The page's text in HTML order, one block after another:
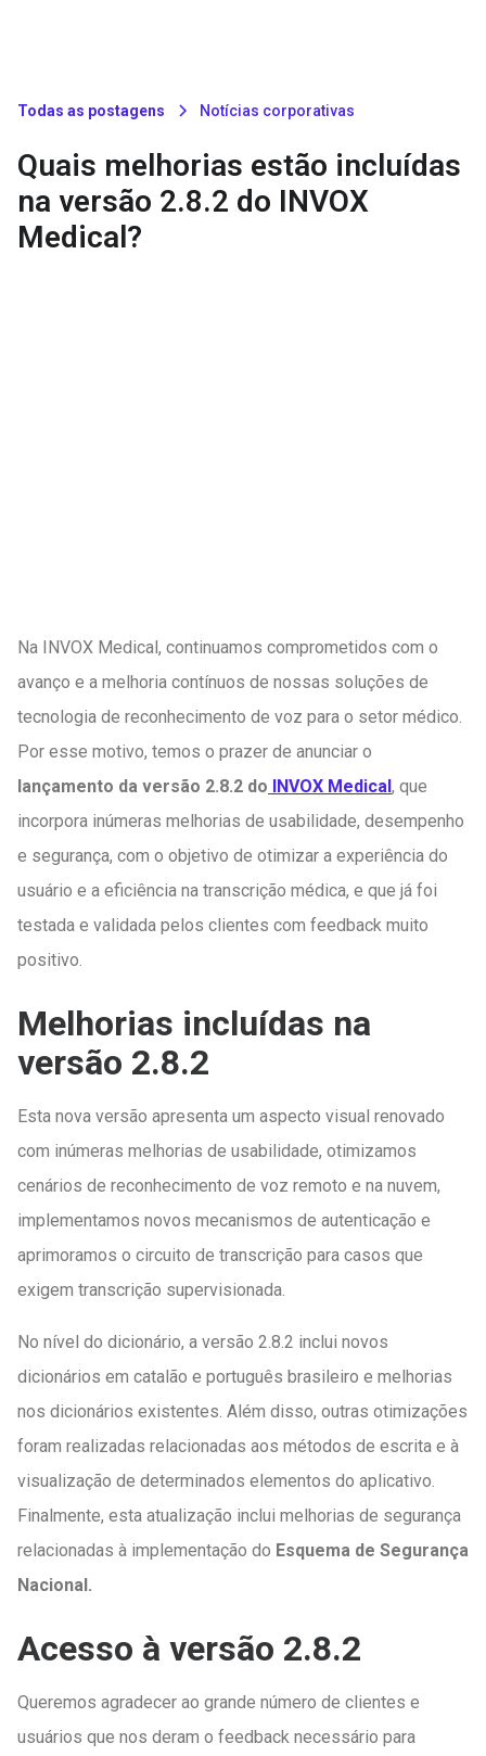
Todas as postagens Notícias corporativas
Quais melhorias estão incluídas
na versão 2.8.2 do INVOX
Medical?
Na INVOX Medical, continuamos comprometidos com o
avanço e a melhoria contínuos de nossas soluções de
tecnologia de reconhecimento de voz para o setor médico.
Por esse motivo, temos o prazer de anunciar o
lançamento da versão 2.8.2 do INVOX Medical, que
incorpora inúmeras melhorias de usabilidade, desempenho
e segurança, com o objetivo de otimizar a experiência do
usuário e a eficiência na transcrição médica, e que já foi
testada e validada pelos clientes com feedback muito
positivo.
Melhorias incluídas na
versão 2.8.2
Esta nova versão apresenta um aspecto visual renovado
com inúmeras melhorias de usabilidade, otimizamos
cenários de reconhecimento de voz remoto e na nuvem,
implementamos novos mecanismos de autenticação e
aprimoramos o circuito de transcrição para casos que
exigem transcrição supervisionada.
No nível do dicionário, a versão 2.8.2 inclui novos
dicionários em catalão e português brasileiro e melhorias
nos dicionários existentes. Além disso, outras otimizações
foram realizadas relacionadas aos métodos de escrita e à
visualização de determinados elementos do aplicativo.
Finalmente, esta atualização inclui melhorias de segurança
relacionadas à implementação do Esquema de Segurança
Nacional.
Acesso à versão 2.8.2
Queremos agradecer ao grande número de clientes e
usuários que nos deram o feedback necessário para